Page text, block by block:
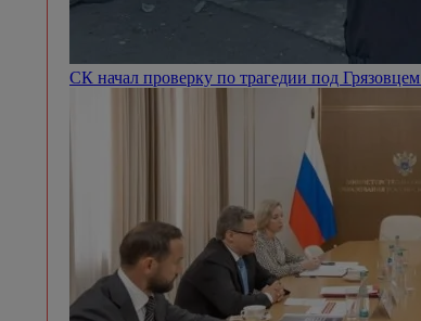
СК начал проверку по трагедии под Грязовцем